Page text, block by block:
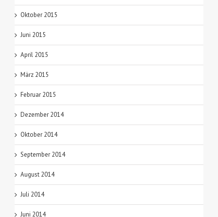
Oktober 2015
Juni 2015
April 2015
März 2015
Februar 2015
Dezember 2014
Oktober 2014
September 2014
August 2014
Juli 2014
Juni 2014